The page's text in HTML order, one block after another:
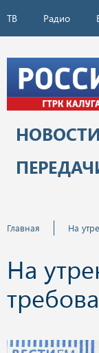
ТВ Радио
НОВОСТИ
Главная На
На